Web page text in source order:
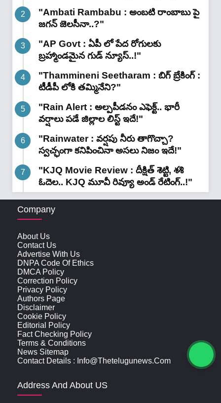
"Ambati Rambabu : అంబటి రాంబాబు పై
జగన్ జెలసీనా..?"
"AP Govt : ఏపీ లో పేద రోగులకు
బ్రహ్మాండమైన గుడ్ న్యూస్..!"
"Thammineni Seetharam : బిగ్ బ్రేకింగ్ :
టీడీపీ లోకి తమ్మినేని?"
"Rain Alert : అల్పపీడనం ఎఫెక్ట్.. భారీ
వర్షాలు పడే జిల్లాల లిస్ట్ ఇదే!"
"Rainwater : వర్షపు నీరు తాగొచ్చా?
స్వచ్ఛంగా కనిపించినా అసలు నిజం ఇదే!"
"KJQ Movie Review : దీక్షిత్ శెట్టి, శశి
ఓదెల.. KJQ మూవీ రివ్యూ అండ్ రేటింగ్‌..!"
Company
About Us
Contact Us
Advertise With Us
DNPA Code Of Ethics
DMCA Policy
Correction Policy
Privacy Policy
Authors Page
Disclaimer
Cookie Policy
Editorial Policy
Fact Checking Policy
Terms & Conditions
News Sitemap
Contact Details : Info@thetelugunews.com
Address And About US